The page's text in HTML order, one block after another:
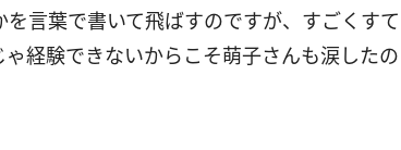
言葉で書いて飛ばすのですが、すごくすて
経験できないからこそ萌子さんも涙したの